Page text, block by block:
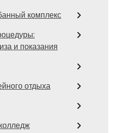
комплекс
и показания
отдыха